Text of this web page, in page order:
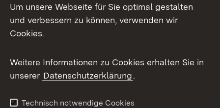
Facebook
X / Twitter
Youtube
Um unsere Webseite für Sie optimal gestalten
und verbessern zu können, verwenden wir
Cookies.
Weitere Informationen zu Cookies erhalten Sie in
unserer Datenschutzerklärung.
Technisch notwendige Cookies